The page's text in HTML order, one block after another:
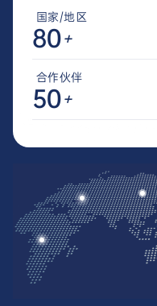
国家/地区
80+
合作伙伴
50+